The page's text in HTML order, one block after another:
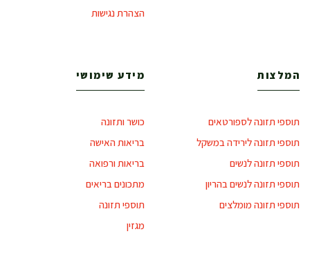
הצהרת נגישות
המלצות
תוספי תזונה לספורטאים
תוספי תזונה לירידה במשקל
תוספי תזונה לנשים
תוספי תזונה לנשים בהריון
תוספי תזונה מומלצים
מידע שימושי
כושר ותזונה
בריאות האישה
בריאות ורפואה
מתכונים בריאים
תוספי תזונה
מגזין